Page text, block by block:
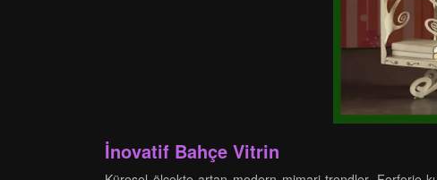
İnovatif Bahçe Vitrin